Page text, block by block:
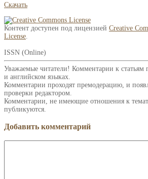
Скачать
Контент доступен под лицензией Creative
License
ISSN (Online)
Уважаемые читатели! Комментарии к статьям
и английском языках.
Комментарии проходят премодерацию, и
проверки редактором.
Комментарии, не имеющие отношения к
публикуются.
Добавить комментарий